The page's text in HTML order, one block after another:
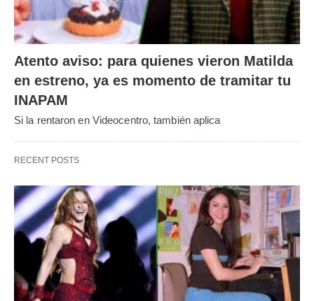
Atento aviso: para quienes vieron Matilda
en estreno, ya es momento de tramitar tu
INAPAM
Si la rentaron en Videocentro, también aplica
RECENT POSTS